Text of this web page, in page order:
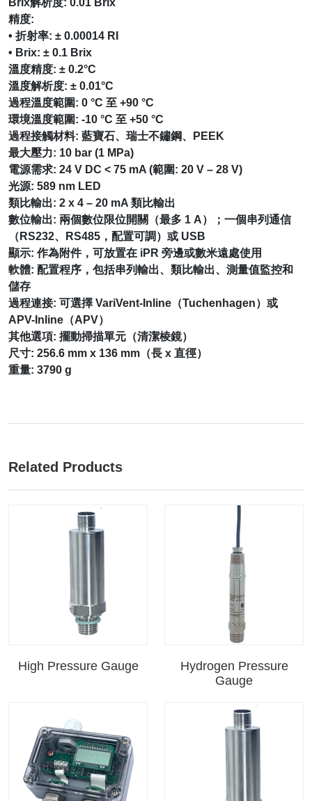
Brix解析度: 0.01 Brix
精度:
• 折射率: ± 0.00014 RI
• Brix: ± 0.1 Brix
溫度精度: ± 0.2°C
溫度解析度: ± 0.01°C
過程溫度範圍: 0 °C 至 +90 °C
環境溫度範圍: -10 °C 至 +50 °C
過程接觸材料: 藍寶石、瑞士不鏽鋼、PEEK
最大壓力: 10 bar (1 MPa)
電源需求: 24 V DC < 75 mA (範圍: 20 V – 28 V)
光源: 589 nm LED
類比輸出: 2 x 4 – 20 mA 類比輸出
數位輸出: 兩個數位限位開關（最多 1 A）；一個串列通信
（RS232、RS485，配置可調）或 USB
顯示: 作為附件，可放置在 iPR 旁邊或數米遠處使用
軟體: 配置程序，包括串列輸出、類比輸出、測量值監控和
儲存
過程連接: 可選擇 VariVent-Inline（Tuchenhagen）或
APV-Inline（APV）
其他選項: 擺動掃描單元（清潔棱鏡）
尺寸: 256.6 mm x 136 mm（長 x 直徑）
重量: 3790 g
Related Products
High Pressure Gauge
Hydrogen Pressure
Gauge